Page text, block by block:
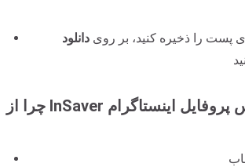
پست را ذخیره کنید، بر روی دانلود
چرا از InSaver برای دانلود عکس پروفایل اینستاگرام